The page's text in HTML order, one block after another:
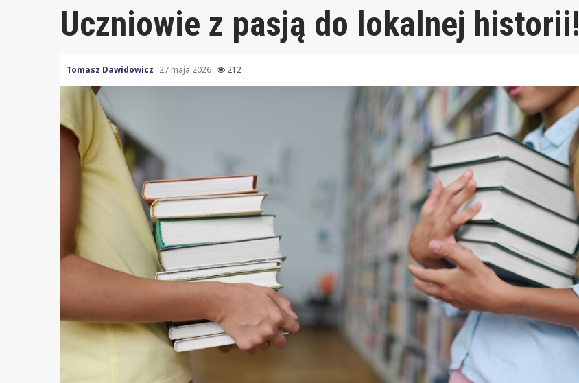
Uczniowie z pasją do lokalnej historii!
Tomasz Dawidowicz 27 maja 2026 212